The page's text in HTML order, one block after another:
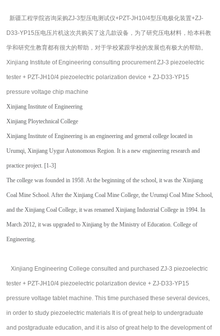
新疆工程学院咨询采购ZJ-3型压电测试仪+PZT-JH10/4型压电极化装置+ZJ-
D33-YP15压电压片机这次共购买了这几款设备，为了研究压电材料，给本科教
学和研究生教育都有很大的帮助，对于学校紧跟学校的发展也有极大的帮助。
Xinjiang Institute of Engineering consulting procurement ZJ-3 piezoelectric
tester + PZT-JH10/4 piezoelectric polarization device + ZJ-D33-YP15
pressure voltage chip machine
Xinjiang Institute of Engineering
Xinjiang Ploytechnical College
Xinjiang Institute of Engineering is an engineering and general college located in
Urumqi, Xinjiang Uygur Autonomous Region. It is a new engineering research and
practice project. [1-3]
The college was founded in 1958. At the beginning of the school, it was the Xinjiang
Coal Mine School. After the Xinjiang Coal Mine College, the Urumqi Coal Mine School,
and the Xinjiang Coal College, it was renamed Xinjiang Industrial College in 1994. In
March 2012, it was upgraded to Xinjiang by the Ministry of Education. College of
Engineering.
Xinjiang Engineering College consulted and purchased ZJ-3 piezoelectric
tester + PZT-JH10/4 piezoelectric polarization device + ZJ-D33-YP15
pressure voltage tablet machine. This time purchased these several devices,
in order to study piezoelectric materials It is of great help to undergraduate
and postgraduate education, and it is also of great help to the development of